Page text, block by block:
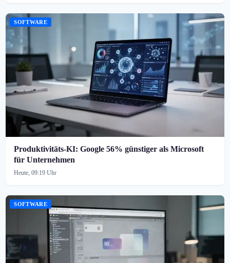
SOFTWARE
Produktivitäts-KI: Google 56% günstiger als Microsoft
für Unternehmen
Heute, 09:19 Uhr
SOFTWARE